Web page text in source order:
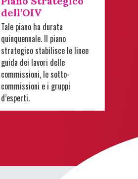
dell’OIV
Tale piano ha durata
quinquennale. Il piano
strategico stabilisce le linee
guida dei lavori delle
commissioni, le sotto-
commissioni e i gruppi
d’esperti.